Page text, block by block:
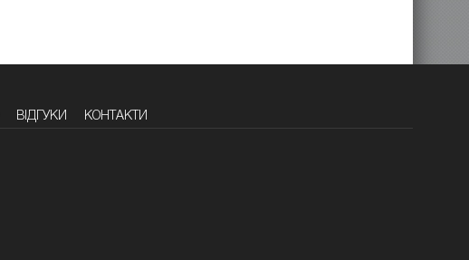
ВІДГУКИ КОНТАКТИ